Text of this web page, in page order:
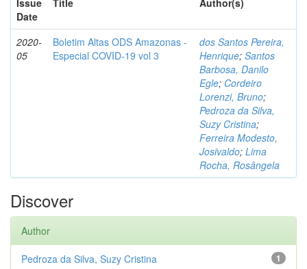
Issue
Date
Title Author(s)
2020-
05
Boletim Altas ODS Amazonas -
Especial COVID-19 vol 3
dos Santos Pereira,
Henrique; Santos
Barbosa, Danilo
Egle; Cordeiro
Lorenzi, Bruno;
Pedroza da Silva,
Suzy Cristina;
Ferreira Modesto,
Josivaldo; Lima
Rocha, Rosângela
Discover
Author
1
Pedroza da Silva, Suzy Cristina